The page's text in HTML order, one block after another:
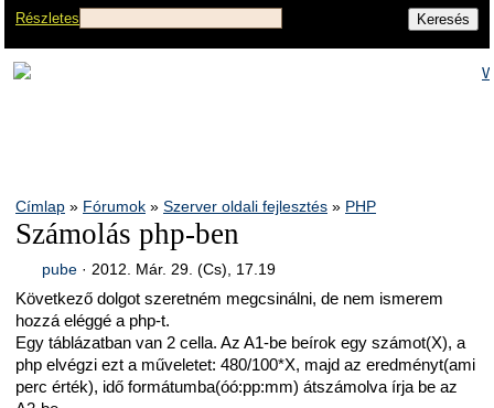
Részletes
Címlap » Fórumok » Szerver oldali fejlesztés » PHP
Számolás php-ben
pube· 2012. Már. 29. (Cs), 17.19
Következő dolgot szeretném megcsinálni, de nem ismerem
hozzá eléggé a php-t.
Egy táblázatban van 2 cella. Az A1-be beírok egy számot(X), a
php elvégzi ezt a műveletet: 480/100*X, majd az eredményt(ami
perc érték), idő formátumba(óó:pp:mm) átszámolva írja be az